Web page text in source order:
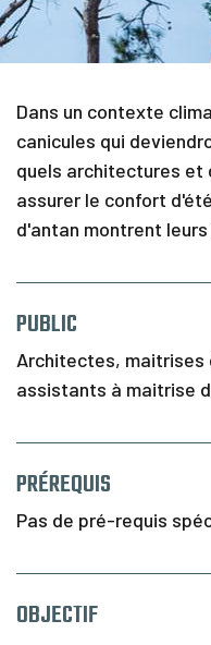
C
a
d
e
F
n
n
e
m
t
I
n
f
s
C
Dans un contexte
canicules qui
quels architectures
assurer le confort
d'antan montrent
PUBLIC
Architectes, maitrises
assistants à maitrise
PRÉREQUIS
Pas de pré-requis
OBJECTIF